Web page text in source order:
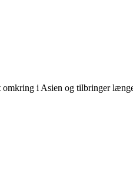
i Asien og tilbringer